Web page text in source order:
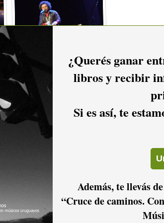
2015 2014
2005
¿Querés ganar
libros y recibir
Si es así, te
Además, te llevás
“Cruce de caminos.